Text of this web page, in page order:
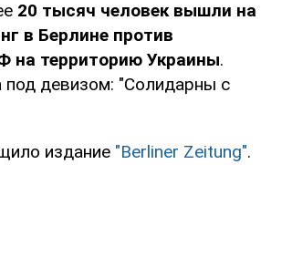
20 тысяч человек вышли на
в Берлине против
на территорию Украины.
девизом: "Солидарны с
издание "Berliner Zeitung".